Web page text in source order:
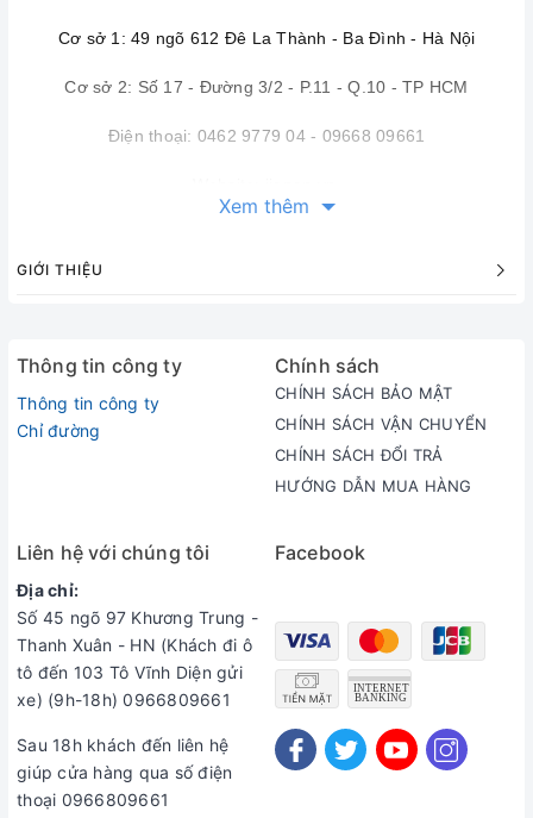
Cơ sở 1: 49 ngõ 612 Đê La Thành - Ba Đình - Hà Nội
Cơ sở 2: Số 17 - Đường 3/2 - P.11 - Q.10 - TP HCM
Điện thoại: 0462 9779 04 - 09668 09661
Fanpage
Xem thêm
GIỚI THIỆU
Thông tin công ty
Thông tin công ty
Chỉ đường
Chính sách
CHÍNH SÁCH BẢO MẬT
CHÍNH SÁCH VẬN CHUYỂN
CHÍNH SÁCH ĐỔI TRẢ
HƯỚNG DẪN MUA HÀNG
Liên hệ với chúng tôi
Địa chỉ:
Số 45 ngõ 97 Khương Trung -
Thanh Xuân - HN (Khách đi ô
tô đến 103 Tô Vĩnh Diện gửi
xe) (9h-18h) 0966809661
Sau 18h khách đến liên hệ
giúp cửa hàng qua số điện
thoại 0966809661
Facebook